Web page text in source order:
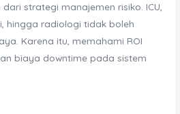
strategi manajemen risiko. ICU,
hingga radiologi tidak boleh
Karena itu, memahami ROI
biaya downtime pada sistem